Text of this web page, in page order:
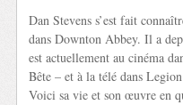
Dan Stevens s’est fait
dans Downton Abbey. Il a
est actuellement au cinéma
Bête – et à la télé dans
Voici sa vie et son œuvre en